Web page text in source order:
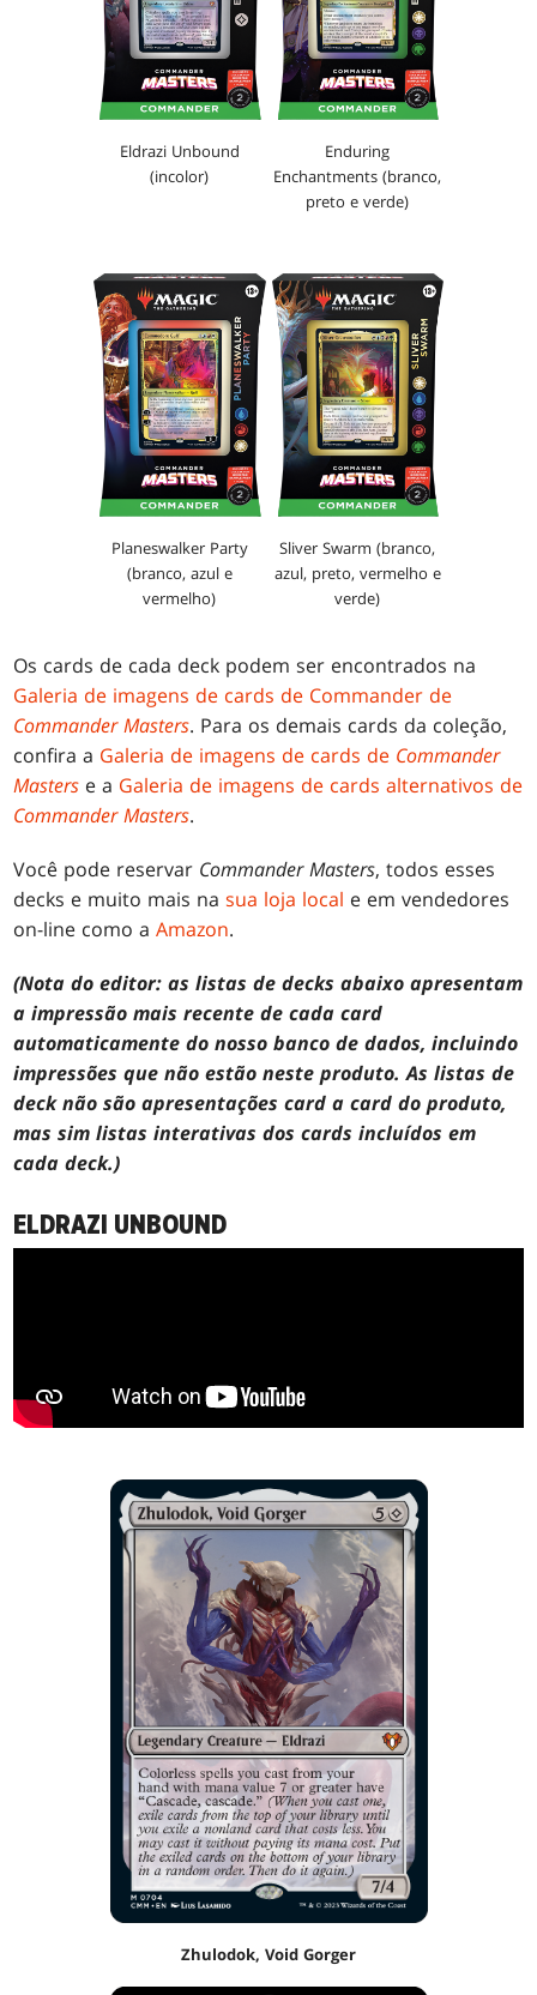
Eldrazi Unbound
(incolor)
Enduring
Enchantments (branco,
preto e verde)
Planeswalker Party
(branco, azul e
vermelho)
Sliver Swarm (branco,
azul, preto, vermelho e
verde)
Os cards de cada deck podem ser encontrados na
Galeria de imagens de cards de Commander de
Commander Masters. Para os demais cards da coleção,
confira a Galeria de imagens de cards de Commander
Masters e a Galeria de imagens de cards alternativos de
Commander Masters.
Você pode reservar Commander Masters, todos esses
decks e muito mais nasua loja local e em vendedores
on-line como aAmazon.
(Nota do editor: as listas de decks abaixo apresentam
a impressão mais recente de cada card
automaticamente do nosso banco de dados, incluindo
impressões que não estão neste produto. As listas de
deck não são apresentações card a card do produto,
mas sim listas interativas dos cards incluídos em
cada deck.)
ELDRAZI UNBOUND
Zhulodok, Void Gorger